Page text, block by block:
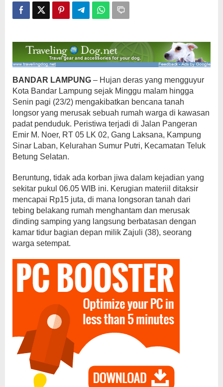
BANDAR LAMPUNG – Hujan deras yang mengguyur
Kota Bandar Lampung sejak Minggu malam hingga
Senin pagi (23/2) mengakibatkan bencana tanah
longsor yang merusak sebuah rumah warga di kawasan
padat penduduk. Peristiwa terjadi di Jalan Pangeran
Emir M. Noer, RT 05 LK 02, Gang Laksana, Kampung
Sinar Laban, Kelurahan Sumur Putri, Kecamatan Teluk
Betung Selatan.
Beruntung, tidak ada korban jiwa dalam kejadian yang
sekitar pukul 06.05 WIB ini. Kerugian materiil ditaksir
mencapai Rp15 juta, di mana longsoran tanah dari
tebing belakang rumah menghantam dan merusak
dinding samping yang langsung berbatasan dengan
kamar tidur bagian depan milik Zajuli (38), seorang
warga setempat.